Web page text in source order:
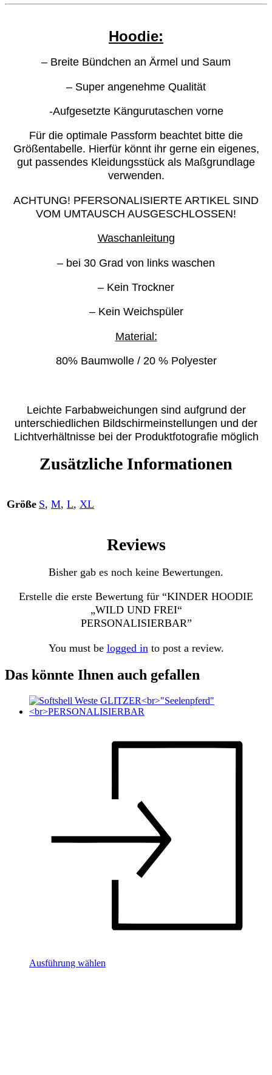
Hoodie:
– Breite Bündchen an Ärmel und Saum
– Super angenehme Qualität
-Aufgesetzte Kängurutaschen vorne
Für die optimale Passform beachtet bitte die
Größentabelle. Hierfür könnt ihr gerne ein eigenes,
gut passendes Kleidungsstück als Maßgrundlage
verwenden.
ACHTUNG! PFERSONALISIERTE ARTIKEL SIND
VOM UMTAUSCH AUSGESCHLOSSEN!
Waschanleitung
– bei 30 Grad von links waschen
– Kein Trockner
– Kein Weichspüler
Material:
80% Baumwolle / 20 % Polyester
Leichte Farbabweichungen sind aufgrund der
unterschiedlichen Bildschirmeinstellungen und der
Lichtverhältnisse bei der Produktfotografie möglich
Zusätzliche Informationen
Größe S, M, L, XL
Reviews
Bisher gab es noch keine Bewertungen.
Erstelle die erste Bewertung für “KINDER HOODIE
„WILD UND FREI“
PERSONALISIERBAR”
You must be logged into post a review.
Das könnte Ihnen auch gefallen
Ausführung wählen